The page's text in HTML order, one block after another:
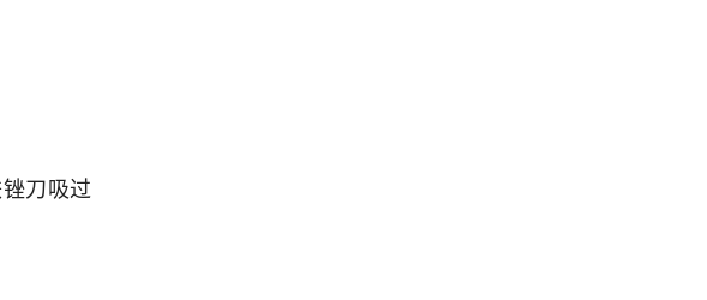
刀吸过